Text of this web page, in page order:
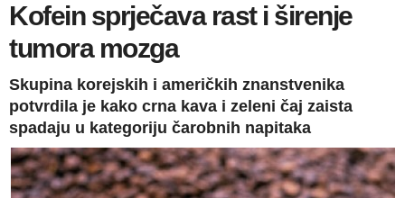
Kofein sprječava rast i širenje
tumora mozga
Skupina korejskih i američkih znanstvenika
potvrdila je kako crna kava i zeleni čaj zaista
spadaju u kategoriju čarobnih napitaka